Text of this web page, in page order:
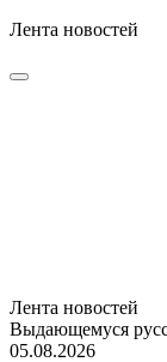
Лента новостей
Лента новостей
Выдающемуся
05.08.2026